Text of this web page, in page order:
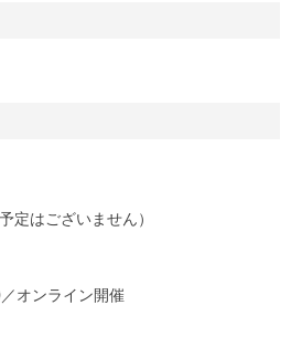
定はございません）
オンライン開催